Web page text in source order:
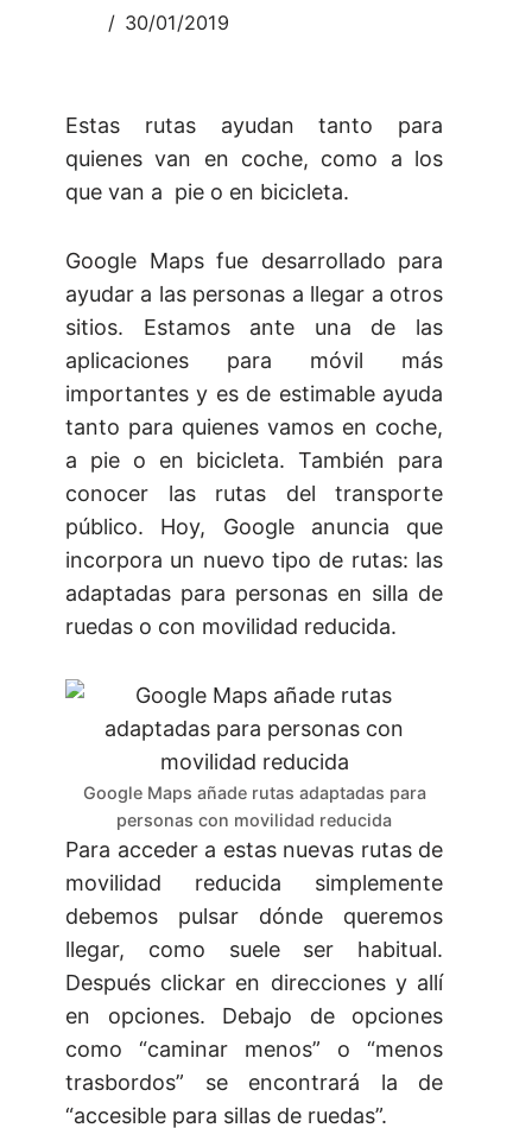
30/01/2019
Estas rutas ayudan tanto para
quienes van en coche, como a los
que van a pie o en bicicleta.
Google Maps fue desarrollado para
ayudar a las personas a llegar a otros
sitios. Estamos ante una de las
aplicaciones para móvil más
importantes y es de estimable ayuda
tanto para quienes vamos en coche,
a pie o en bicicleta. También para
conocer las rutas del transporte
público. Hoy, Google anuncia que
incorpora un nuevo tipo de rutas: las
adaptadas para personas en silla de
ruedas o con movilidad reducida.
Google Maps añade rutas adaptadas para
personas con movilidad reducida
Para acceder a estas nuevas rutas de
movilidad reducida simplemente
debemos pulsar dónde queremos
llegar, como suele ser habitual.
Después clickar en direcciones y allí
en opciones. Debajo de opciones
como “caminar menos” o “menos
trasbordos” se encontrará la de
“accesible para sillas de ruedas”.